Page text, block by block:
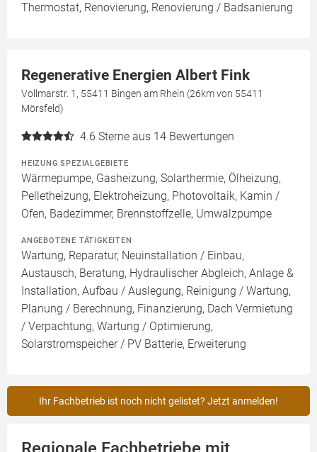
Thermostat, Renovierung, Renovierung / Badsanierung
Regenerative Energien Albert Fink
Vollmarstr. 1, 55411 Bingen am Rhein (26km von 55411
Mörsfeld)
4.6 Sterne aus 14 Bewertungen
HEIZUNG SPEZIALGEBIETE
Wärmepumpe, Gasheizung, Solarthermie, Ölheizung,
Pelletheizung, Elektroheizung, Photovoltaik, Kamin /
Ofen, Badezimmer, Brennstoffzelle, Umwälzpumpe
ANGEBOTENE TÄTIGKEITEN
Wartung, Reparatur, Neuinstallation / Einbau,
Austausch, Beratung, Hydraulischer Abgleich, Anlage &
Installation, Aufbau / Auslegung, Reinigung / Wartung,
Planung / Berechnung, Finanzierung, Dach Vermietung
/ Verpachtung, Wartung / Optimierung,
Solarstromspeicher / PV Batterie, Erweiterung
Ihr Fachbetrieb ist noch nicht gelistet? Jetzt anmelden!